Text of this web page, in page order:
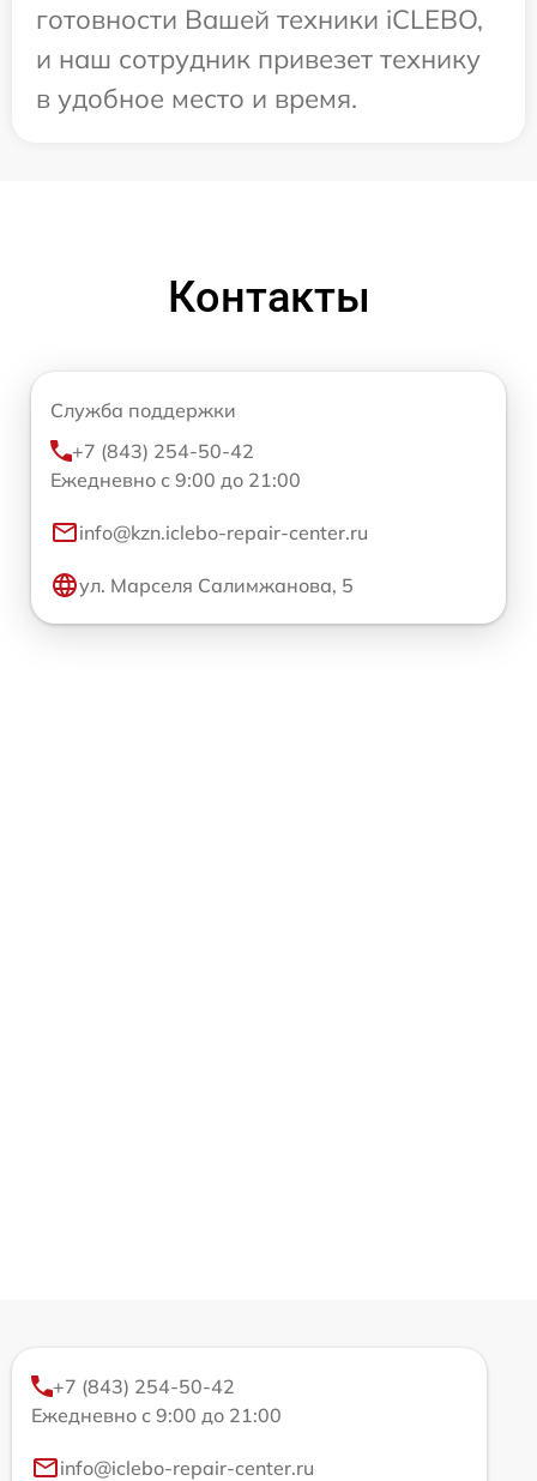
готовности Вашей техники iCLEBO,
и наш сотрудник привезет технику
в удобное место и время.
Контакты
Служба поддержки
+7 (843) 254-50-42
Ежедневно с 9:00 до 21:00
info@kzn.iclebo-repair-center.ru
ул. Марселя Салимжанова, 5
+7 (843) 254-50-42
Ежедневно с 9:00 до 21:00
info@iclebo-repair-center.ru